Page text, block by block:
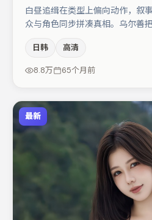
白昼追缉在类型上偏向动作，叙
众与角色同步拼凑真相。乌尔善
叙事驱动，沈腾、蒋奇明分别提
（视场次而定）。若你偏爱强类
得关注。
日韩 高清
8.8万 65个月前
最新